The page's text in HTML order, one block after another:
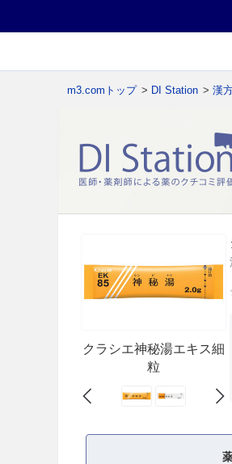
m3.comトップ > DI Station > 漢
クラシエ神秘湯エキス細
粒